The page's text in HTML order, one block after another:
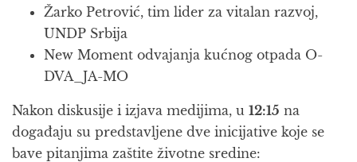
Žarko Petrović, tim lider za vitalan razvoj,
UNDP Srbija
New Moment odvajanja kućnog otpada O-
DVA_JA-MO
Nakon diskusije i izjava medijima, u 12:15 na
događaju su predstavljene dve inicijative koje se
bave pitanjima zaštite životne sredine: